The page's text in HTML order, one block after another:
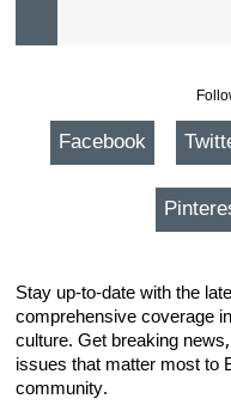
Facebook
Stay up-to-date with the
comprehensive coverage
culture. Get breaking
issues that matter most to
community.